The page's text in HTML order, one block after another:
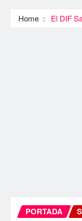
Home El DIF
PORTADA